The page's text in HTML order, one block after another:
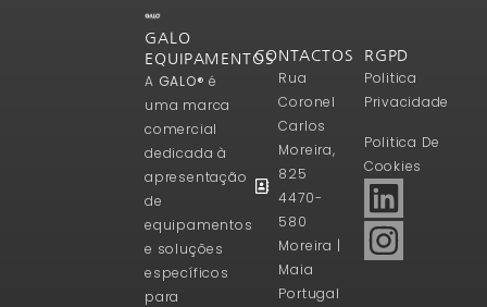
GALO
EQUIPAMENTOS
A GALO® é
uma marca
comercial
dedicada à
apresentação
de
equipamentos
e soluções
específicos
para
CONTACTOS
Rua
Coronel
Carlos
Moreira,
825
4470-
580
Moreira |
Maia
Portugal
RGPD
Politica
Privacidade
Politica De
Cookies